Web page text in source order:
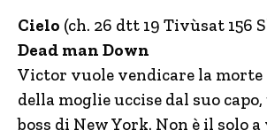
Cielo (ch. 26 dtt 19 Tivùsat 156
Dead man Down
Victor vuole vendicare la morte
della moglie uccise dal suo
boss di New York. Non è il solo